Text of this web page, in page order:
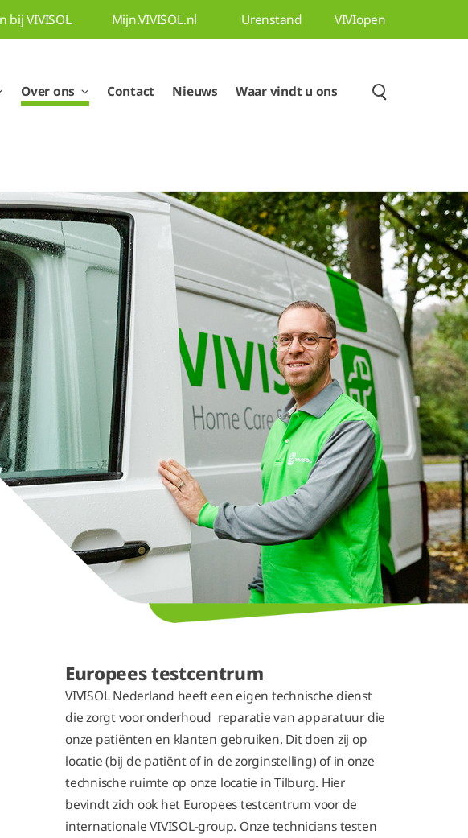
bij VIVISOL Mijn.VIVISOL.nl Urenstand VIVIopen
Over ons Contact Nieuws Waar vindt u ons
Europees testcentrum
VIVISOL Nederland heeft een eigen technische dienst
die zorgt voor onderhoud reparatie van apparatuur die
onze patiënten en klanten gebruiken. Dit doen zij op
locatie (bij de patiënt of in de zorginstelling) of in onze
technische ruimte op onze locatie in Tilburg. Hier
bevindt zich ook het Europees testcentrum voor de
internationale VIVISOL-group. Onze technicians testen